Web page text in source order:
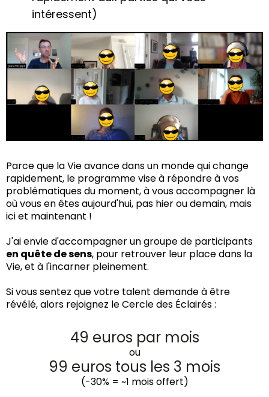
émotion, peur, pensée, ainsi qu’extérieurement :
mettre en pratique concrète. En tant qu’ingénieur,
j’aime le concret ; nous traduirons ces concepts en
actions tangibles.
Enfin, nous verrons comment
apaiser votre cœur,
votre mental, vos émotionspour avancer
sereinement, comment incarner votre talent
matériellement, créer un chemin d’abondance,
d’opportunités, de rencontres enrichissantes, tant
J’espère que ces différentes clés vous éclairent
d’une manière ou d’une autre. Si cela résonne en
vous, si vous sentez un appel, je vous invite à vous
faire confiance, à envisager cet
correspond.
Je vous souhaite d'avancer sur votre chemin, dans
Tous les détails du programme sont ci‑dessous ;
intéressent)
Parce que la Vie avance dans un monde qui change
rapidement, le programme vise à répondre à vos
problématiques du moment, à vous accompagner là
où vous en êtes aujourd'hui, pas hier ou demain, mais
ici et maintenant !
J'ai envie d'accompagner un groupe de participants
en quête de sens, pour retrouver leur place dans la
Vie, et à l'incarner pleinement.
Si vous sentez que votre talent demande à être
révélé, alors rejoignez le Cercle des Éclairés :
49 euros par mois
ou
99 euros tous les 3 mois
(-30% = ~1 mois offert)